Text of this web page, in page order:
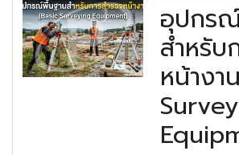
อุปกร
สำหรับ
หน้างา